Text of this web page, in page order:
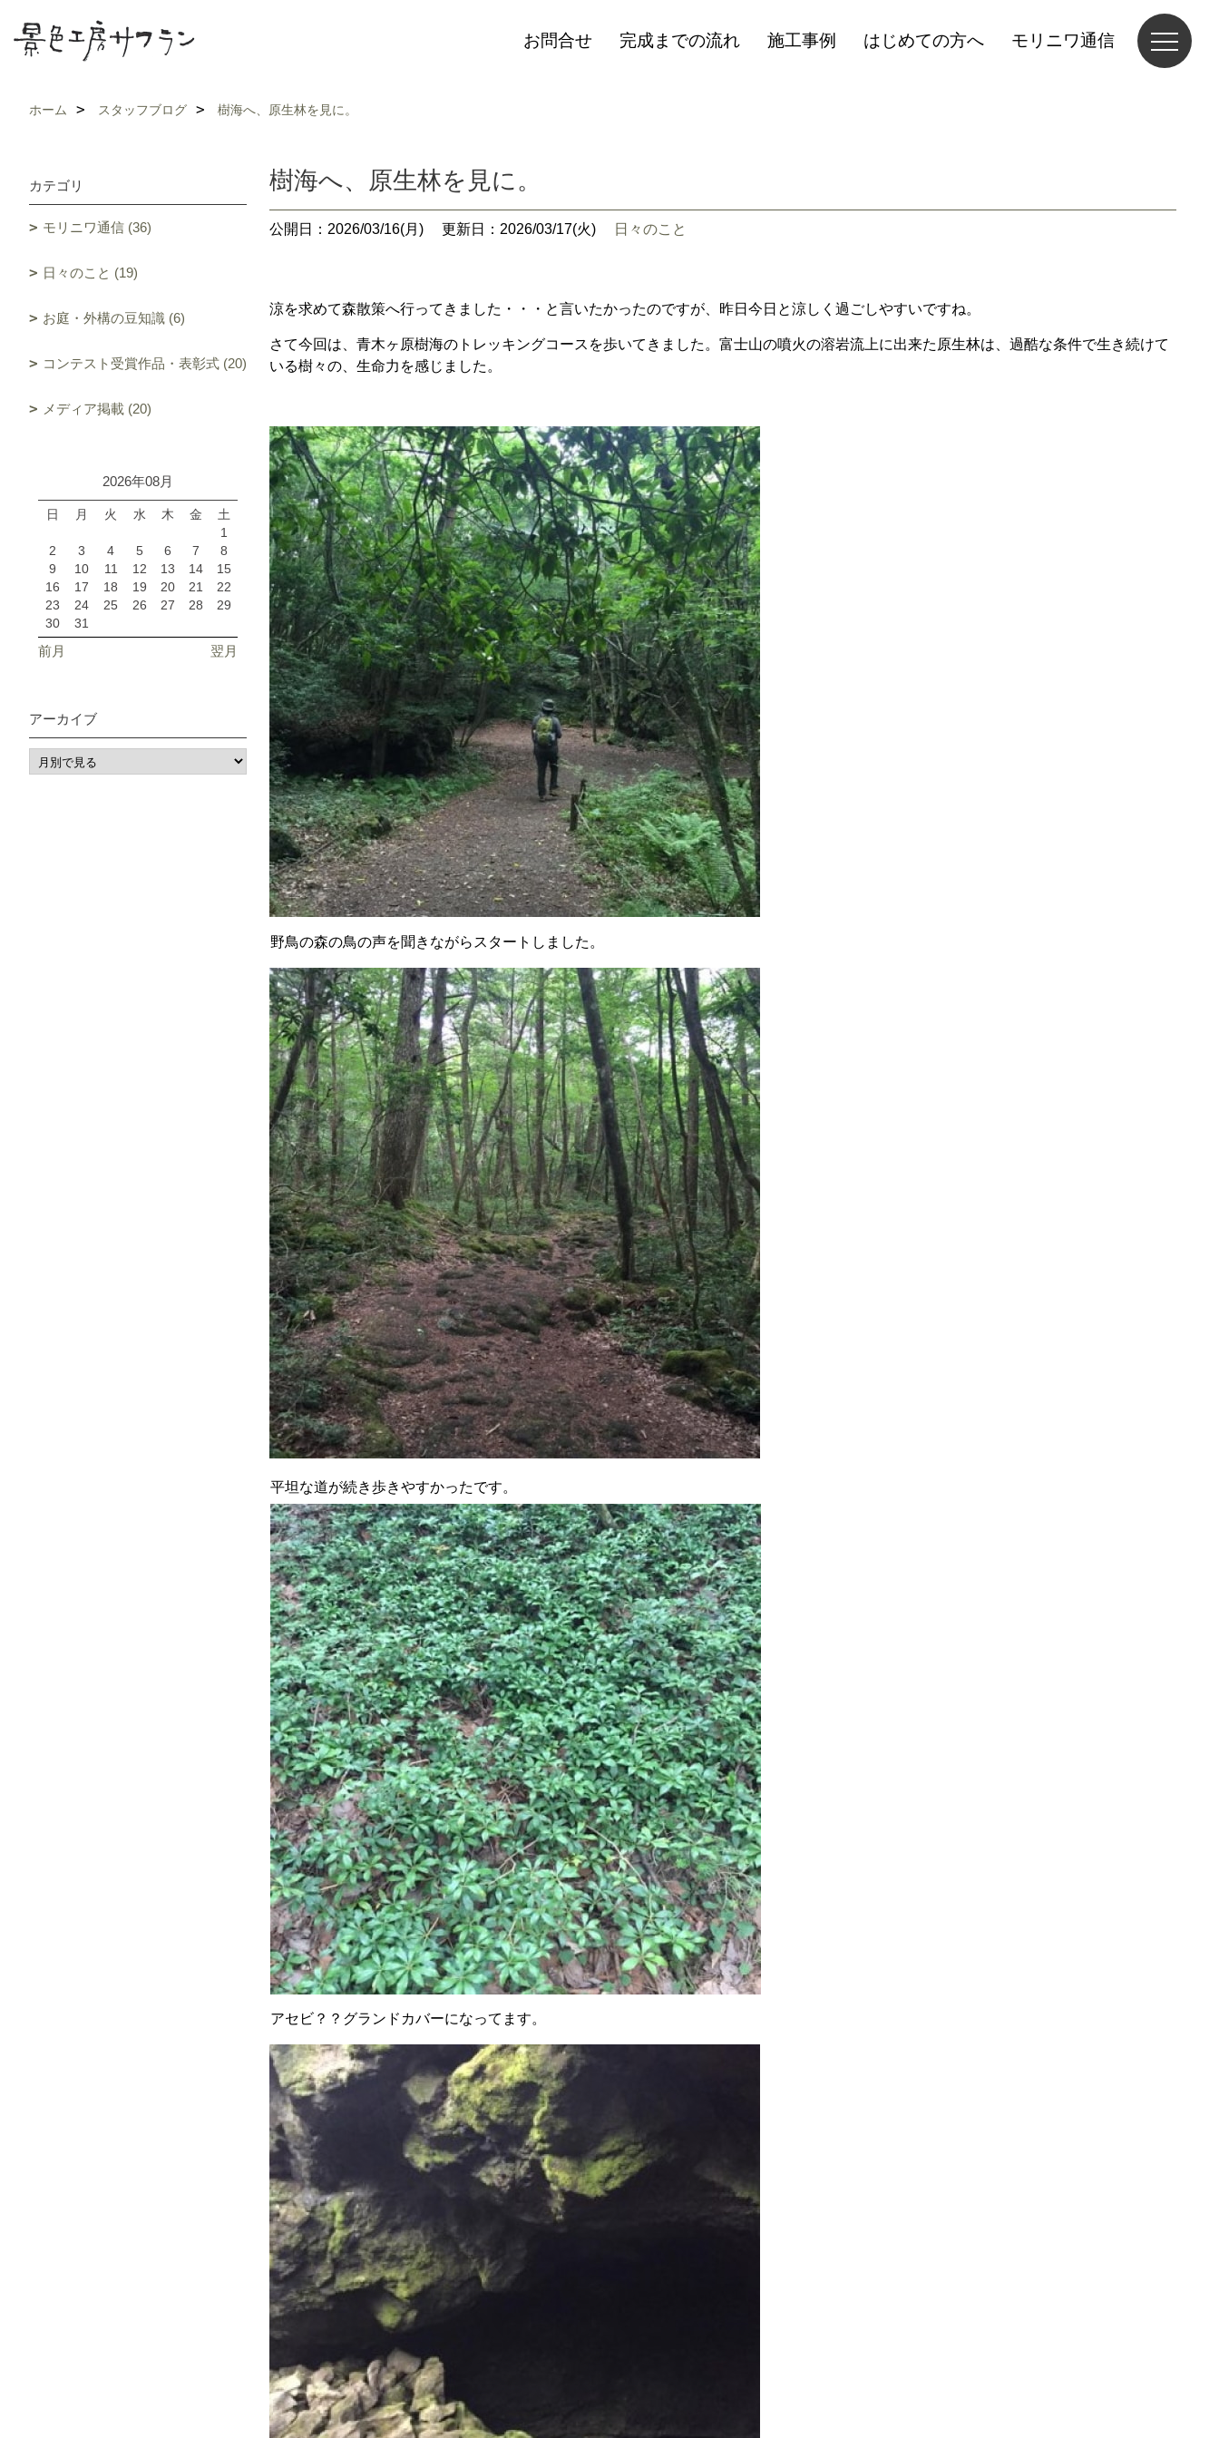
お問合せ 完成までの流れ 施工事例 はじめての方へ モリニワ通信
ホーム スタッフブログ 樹海へ、原生林を見に。
樹海へ、原生林を見に。
公開日：2026/03/16(月) 更新日：2026/03/17(火) 日々のこと
涼を求めて森散策へ行ってきました・・・と言いたかったのですが、昨日今日と涼しく過ごしやすいですね。
さて今回は、青木ヶ原樹海のトレッキングコースを歩いてきました。富士山の噴火の溶岩流上に出来た原生林は、過酷な条件で生き続けて
いる樹々の、生命力を感じました。
野鳥の森の鳥の声を聞きながらスタートしました。
平坦な道が続き歩きやすかったです。
アセビ？？グランドカバーになってます。
カテゴリ
モリニワ通信 (36)
日々のこと (19)
お庭・外構の豆知識 (6)
コンテスト受賞作品・表彰式 (20)
メディア掲載 (20)
2026年08月
日 月 火 水 木 金
土
1
2
3 4 5 6 7
8
9
10 11 12 13 14
15
16
17 18 19 20 21
22
23
24 25 26 27 28
29
30
31
前月 翌月
アーカイブ